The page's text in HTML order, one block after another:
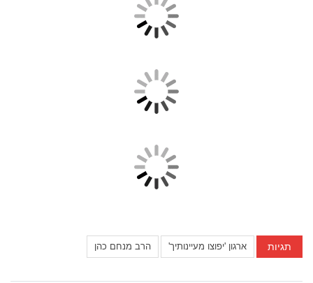
תגיות ארגון 'יפוצו מעיינותיך' הרב מנחם כהן